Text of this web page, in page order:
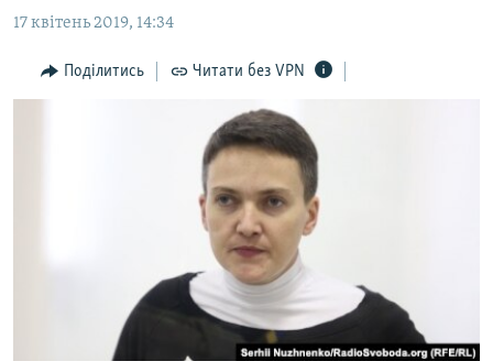
основної
Перейти
до
БЛОГИ
ПОГЛЯД
ВІДЕОУРОКИ «ELIFBE»
СВІДЧЕННЯ ОКУПАЦІЇ
УКРАЇНСЬКА ПРОБЛЕМА КРИМУ
ЯК ОБІЙТИ БЛОКУВАННЯ
17 квітень 2019, 14:34
Поділитись Читати без VPN